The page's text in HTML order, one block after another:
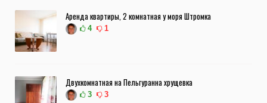
Аренда квартиры, 2 комнатная у моря Штромка
4 1
Двухкомнатная на Пельгуранна хрущевка
3 3